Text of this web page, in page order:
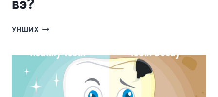
вэ?
УНШИХ ШҮДНИЙ
АРИЛГАХ